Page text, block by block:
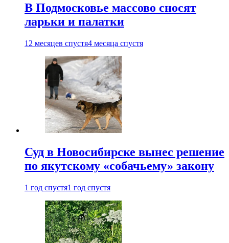
В Подмосковье массово сносят
ларьки и палатки
12 месяцев спустя4 месяца спустя
Суд в Новосибирске вынес решение
по якутскому «собачьему» закону
1 год спустя1 год спустя